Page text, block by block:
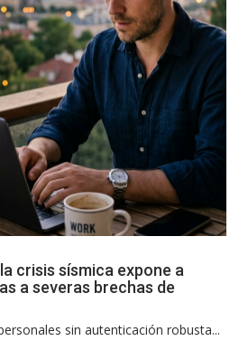
crisis sísmica expone a
a severas brechas de
sin autenticación robusta...